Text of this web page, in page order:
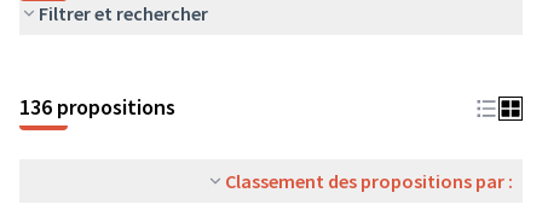
Filtrer et rechercher
136 propositions
Classement des propositions par :